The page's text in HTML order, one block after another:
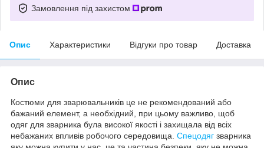
Замовлення під захистом
Опис Характеристики Відгуки про товар Доставка
Опис
Костюми для зварювальників це не рекомендований або
бажаний елемент, а необхідний, при цьому важливо, щоб
одяг для зварника була високої якості і захищала від всіх
небажаних впливів робочого середовища. Спецодяг зварника